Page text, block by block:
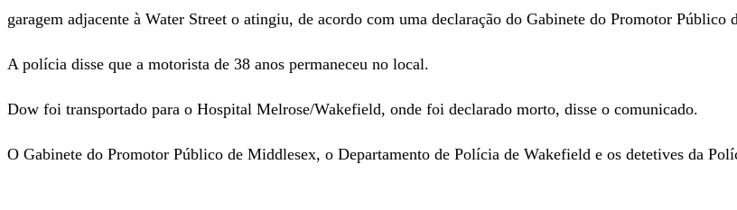
garagem adjacente à Water Street o atingiu, de acordo com uma declaração do Gabinete do Promotor Público
A polícia disse que a motorista de 38 anos permaneceu no local.
Dow foi transportado para o Hospital Melrose/Wakefield, onde foi declarado morto, disse o comunicado.
O Gabinete do Promotor Público de Middlesex, o Departamento de Polícia de Wakefield e os detetives da